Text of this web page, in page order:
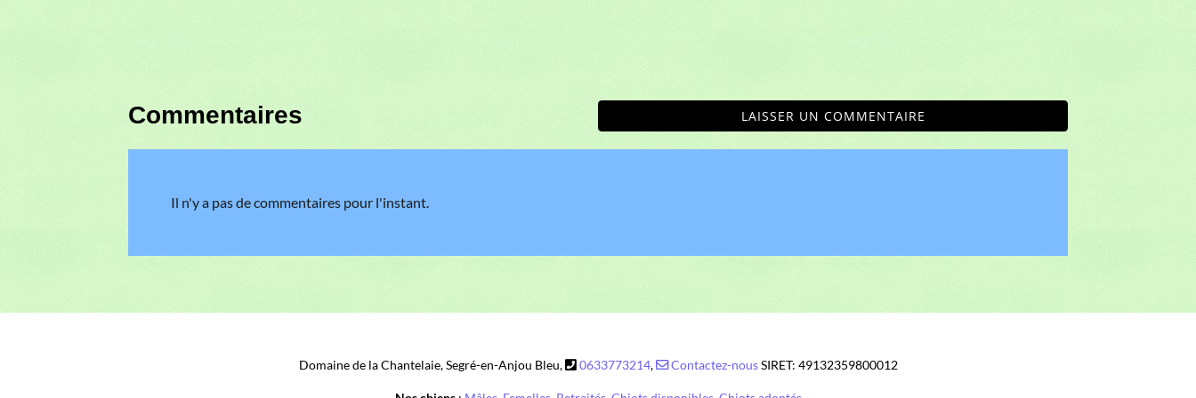
Commentaires LAISSER UN COMMENTAIRE
Il n'y a pas de commentaires pour l'instant.
Domaine de la Chantelaie, Segré-en-Anjou Bleu, 0633773214, Contactez-nousSIRET: 49132359800012